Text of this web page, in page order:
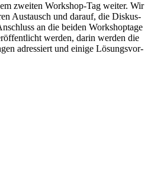
zweiten Workshop-Tag weiter. Wir
Austausch und darauf, die Diskus­
an die beiden Workshoptage
werden, darin werden die
adres­siert und einige Lösungs­vor­